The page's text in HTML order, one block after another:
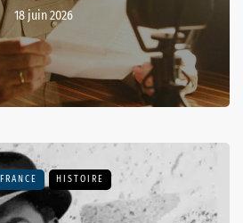
18 juin 2026
FRANCE HISTOIRE